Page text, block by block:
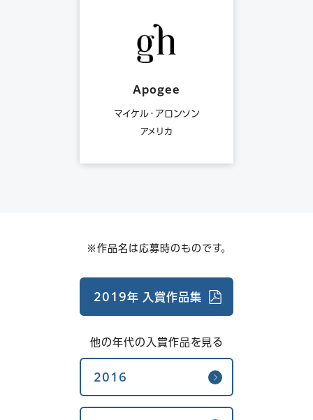
Apogee
マイケル・アロンソン
アメリカ
※作品名は応募時のものです。
2019年 入賞作品集
他の年代の入賞作品を見る
2016